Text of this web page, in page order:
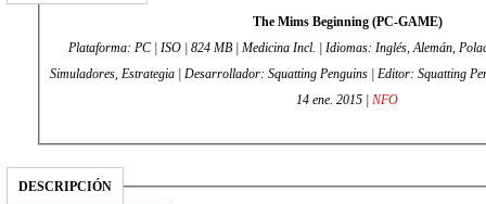
The Mims Beginning (PC-GAME)
Plataforma: PC | ISO | 824 MB | Medicina Incl. | Idiomas: Inglés, Alemán,
Simuladores, Estrategia | Desarrollador: Squatting Penguins | Editor: Squatting Penguins | Fecha de lanzamiento:
14 ene. 2015 | NFO
DESCRIPCIÓN